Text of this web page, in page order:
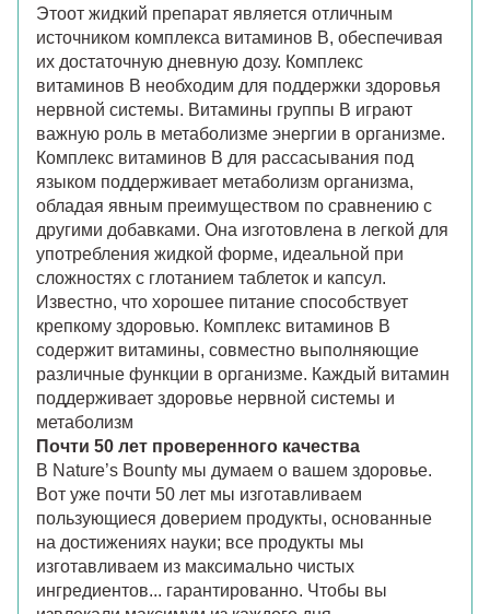
Этоот жидкий препарат является отличным
источником комплекса витаминов B, обеспечивая
их достаточную дневную дозу. Комплекс
витаминов В необходим для поддержки здоровья
нервной системы. Витамины группы B играют
важную роль в метаболизме энергии в организме.
Комплекс витаминов B для рассасывания под
языком поддерживает метаболизм организма,
обладая явным преимуществом по сравнению с
другими добавками. Она изготовлена в легкой для
употребления жидкой форме, идеальной при
сложностях с глотанием таблеток и капсул.
Известно, что хорошее питание способствует
крепкому здоровью. Комплекс витаминов В
содержит витамины, совместно выполняющие
различные функции в организме. Каждый витамин
поддерживает здоровье нервной системы и
метаболизм
Почти 50 лет проверенного качества
В Nature’s Bounty мы думаем о вашем здоровье.
Вот уже почти 50 лет мы изготавливаем
пользующиеся доверием продукты, основанные
на достижениях науки; все продукты мы
изготавливаем из максимально чистых
ингредиентов... гарантированно. Чтобы вы